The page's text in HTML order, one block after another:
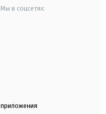
Мы в соцсетях:
приложения